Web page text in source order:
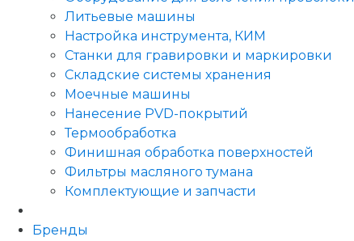
Литьевые машины
Настройка инструмента, КИМ
Станки для гравировки и маркировки
Складские системы хранения
Моечные машины
Нанесение PVD-покрытий
Термообработка
Финишная обработка поверхностей
Фильтры масляного тумана
Комплектующие и запчасти
Бренды